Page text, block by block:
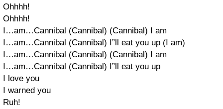
Ohhhh!
Ohhhh!
I…am…Cannibal (Cannibal) (Cannibal) I am
I…am…Cannibal (Cannibal) I”ll eat you up (I am)
I…am…Cannibal (Cannibal) (Cannibal) I am
I…am…Cannibal (Cannibal) I”ll eat you up
I love you
I warned you
Ruh!